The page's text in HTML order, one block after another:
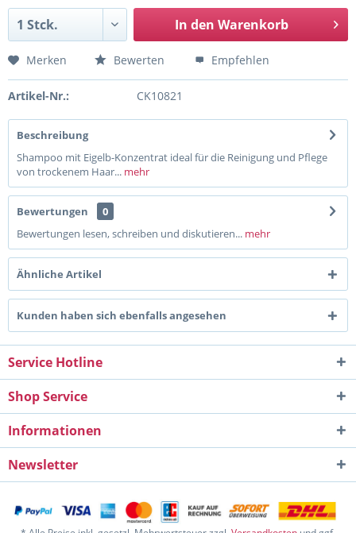
In den Warenkorb
Merken Bewerten Empfehlen
Artikel-Nr.: CK10821
Beschreibung
Shampoo mit Eigelb-Konzentrat ideal für die Reinigung und Pflege
von trockenem Haar... mehr
Bewertungen
0
Bewertungen lesen, schreiben und diskutieren... mehr
Ähnliche Artikel
Kunden haben sich ebenfalls angesehen
Service Hotline
Shop Service
Informationen
Newsletter